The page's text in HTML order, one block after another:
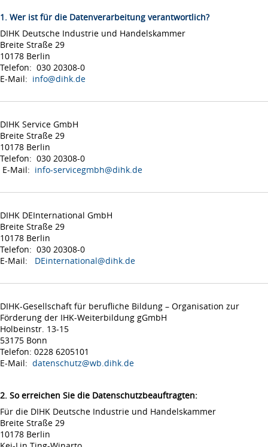
1. Wer ist für die Datenverarbeitung verantwortlich?
DIHK Deutsche Industrie und Handelskammer
Breite Straße 29
10178 Berlin
Telefon: 030 20308-0
E-Mail: info@dihk.de
DIHK Service GmbH
Breite Straße 29
10178 Berlin
Telefon: 030 20308-0
E-Mail: info-servicegmbh@dihk.de
DIHK DEInternational GmbH
Breite Straße 29
10178 Berlin
Telefon: 030 20308-0
E-Mail: DEinternational@dihk.de
DIHK-Gesellschaft für berufliche Bildung – Organisation zur
Förderung der IHK-Weiterbildung gGmbH
Holbeinstr. 13-15
53175 Bonn
Telefon: 0228 6205101
E-Mail: datenschutz@wb.dihk.de
2. So erreichen Sie die Datenschutzbeauftragten:
Für die DIHK Deutsche Industrie und Handelskammer
Breite Straße 29
10178 Berlin